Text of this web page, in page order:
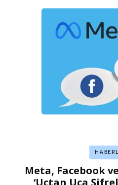
Meta, Facebook
‘Uçtan Uca